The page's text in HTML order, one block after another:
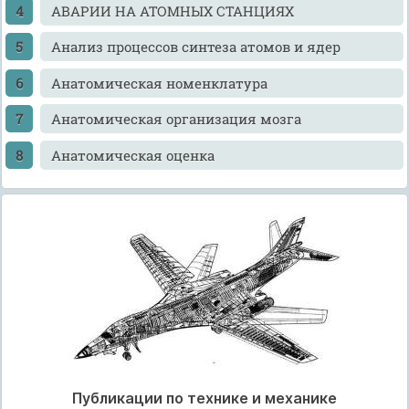
АВАРИИ НА АТОМНЫХ СТАНЦИЯХ
Анализ процессов синтеза атомов и ядер
Анатомическая номенклатура
Анатомическая организация мозга
Анатомическая оценка
Публикации по технике и механике